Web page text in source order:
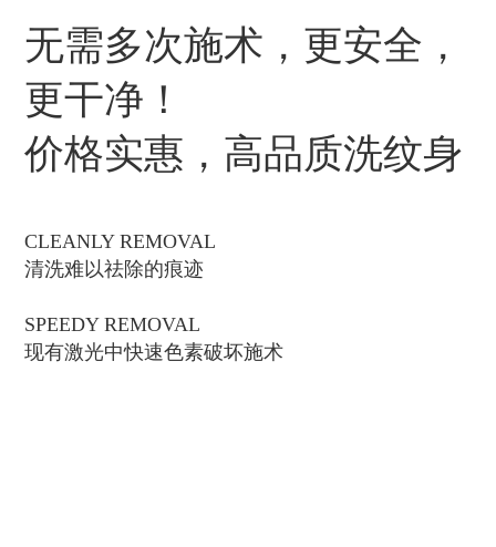
无需多次施术，更安全，
更干净！
价格实惠，高品质洗纹身
CLEANLY REMOVAL
清洗难以祛除的痕迹
SPEEDY REMOVAL
现有激光中快速色素破坏施术